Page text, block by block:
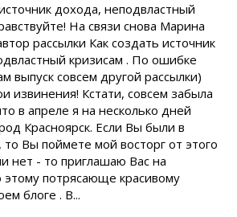
дохода, неподвластный
На связи снова Марина
рассылки Как создать источник
кризисам . По ошибке
выпуск совсем другой рассылки)
извинения! Кстати, совсем забыла
в апреле я на несколько дней
Красноярск. Если Вы были в
то Вы поймете мой восторг от этого
нет - то приглашаю Вас на
этому потрясающе красивому
блоге . В...